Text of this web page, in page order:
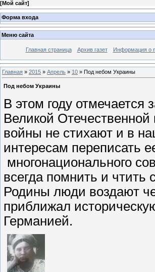
[Мой сайт]
Форма входа
Меню сайта
Главная страница Архив газет Информация о
Главная » 2015 » Апрель » 10 » Под небом Украины
Под небом Украины
В этом году
Великой Отечественной
войны не стихают и в
интересам переписать
многонационального
всегда помнить и чтить
Родины люди воздают
приближал
Германией.